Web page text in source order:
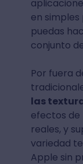
en
puedas
conjunto
Por fuera
las
efectos de
reales, y
variedad
Apple sin